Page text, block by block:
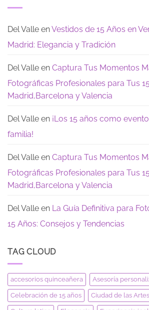
dejamos
estas
de
los
15:
recuerdos
quedan
Del Valle enVestidos de 15 Años en
Madrid: Elegancia y Tradición
Del Valle en Captura Tus Momentos
Fotográficas Profesionales para Tus
Madrid,Barcelona y Valencia
Del Valle en ¡Los 15 años como
familia!
Del Valle en Captura Tus Momentos
Fotográficas Profesionales para Tus
Madrid,Barcelona y Valencia
Del Valle en La Guía Definitiva para
15 Años: Consejos y Tendencias
TAG CLOUD
accesorios quinceañera Asesoría
Celebración de 15 años Ciudad de las